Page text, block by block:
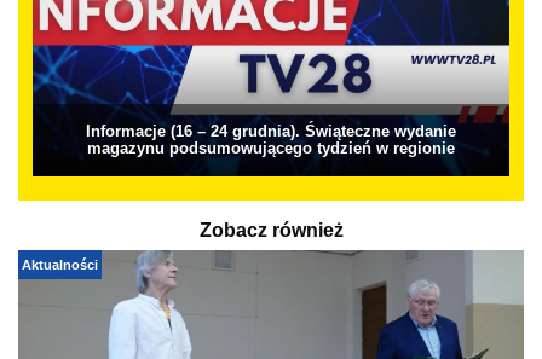
Informacje (16 – 24 grudnia). Świąteczne wydanie
magazynu podsumowującego tydzień w regionie
Zobacz również
Aktualności